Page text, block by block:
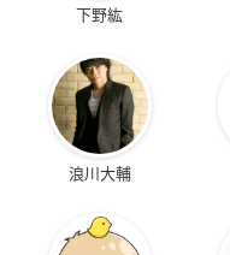
下野紘
浪川大輔